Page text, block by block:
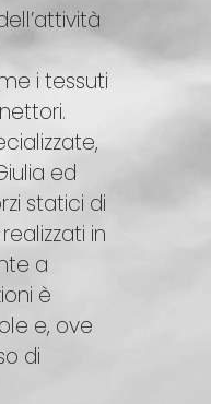
i tessuti
ed
statici di
in
a
è
e, ove
di